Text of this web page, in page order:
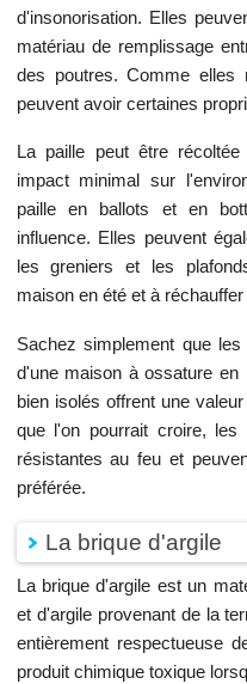
d'insonorisation. Elles
matériau de remplissage
des poutres. Comme elles
peuvent avoir certaines
La paille peut être
impact minimal sur
paille en ballots et en
influence. Elles peuvent
les greniers et les
maison en été et à
Sachez simplement que
d'une maison à ossature
bien isolés offrent une
que l'on pourrait croire,
résistantes au feu et
préférée.
La brique d'argile
La brique d'argile est un
et d'argile provenant de la
entièrement respectueuse
produit chimique toxique